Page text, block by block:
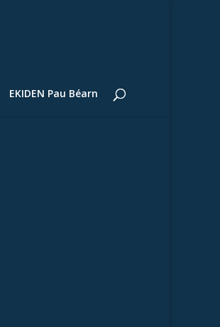
EKIDEN Pau Béarn